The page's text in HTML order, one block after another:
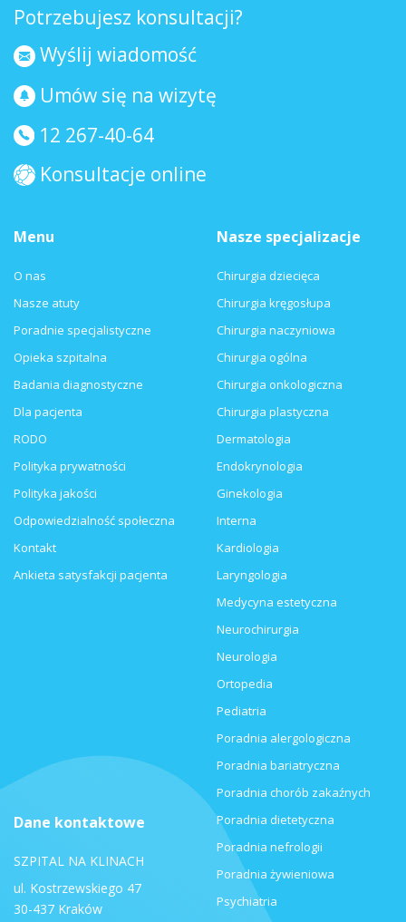
Potrzebujesz konsultacji?
Wyślij wiadomość
Umów się na wizytę
12 267-40-64
Konsultacje online
Nasze specjalizacje
Chirurgia dziecięca
Chirurgia kręgosłupa
Chirurgia naczyniowa
Chirurgia ogólna
Chirurgia onkologiczna
Chirurgia plastyczna
Dermatologia
Endokrynologia
Ginekologia
Interna
Kardiologia
Laryngologia
Medycyna estetyczna
Neurochirurgia
Neurologia
Ortopedia
Pediatria
Poradnia alergologiczna
Poradnia bariatryczna
Poradnia chorób zakaźnych
Poradnia dietetyczna
Poradnia nefrologii
Poradnia żywieniowa
Psychiatria
Menu
O nas
Nasze atuty
Poradnie specjalistyczne
Opieka szpitalna
Badania diagnostyczne
Dla pacjenta
RODO
Polityka prywatności
Polityka jakości
Odpowiedzialność społeczna
Kontakt
Ankieta satysfakcji pacjenta
Dane kontaktowe
SZPITAL NA KLINACH
ul. Kostrzewskiego 47
30-437 Kraków